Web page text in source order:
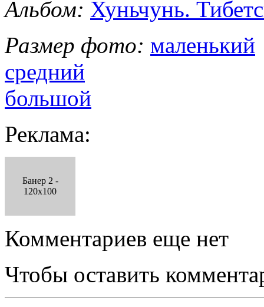
Альбом: Хуньчунь.
Размер фото: маленький
средний
большой
Реклама:
Банер 2 -
120x100
Комментариев еще нет
Чтобы оставить